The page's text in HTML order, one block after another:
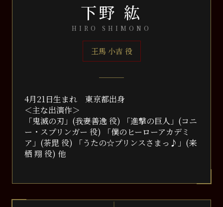
下野 紘
HIRO SHIMONO
王馬 小吉 役
4⽉21⽇⽣まれ 東京都出⾝
＜主な出演作＞
「⻤滅の刃」(我妻善逸 役) 「進撃の巨⼈」(コニ
ー・スプリンガー 役) 「僕のヒーローアカデミ
ア」(荼毘 役) 「うたの☆プリンスさまっ♪」(来
栖 翔 役) 他